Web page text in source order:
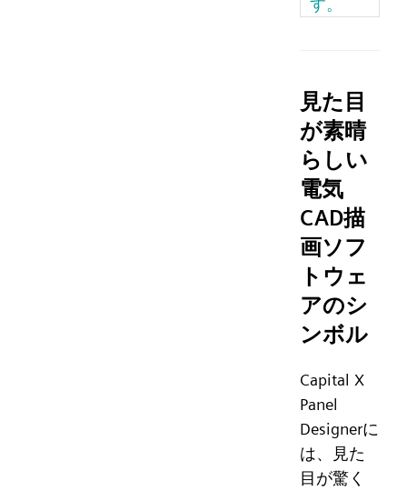
す。
見た目
が素晴
らしい
電気
CAD描
画ソフ
トウェ
アのシ
ンボル
Capital X
Panel
Designerに
は、見た
目が驚く